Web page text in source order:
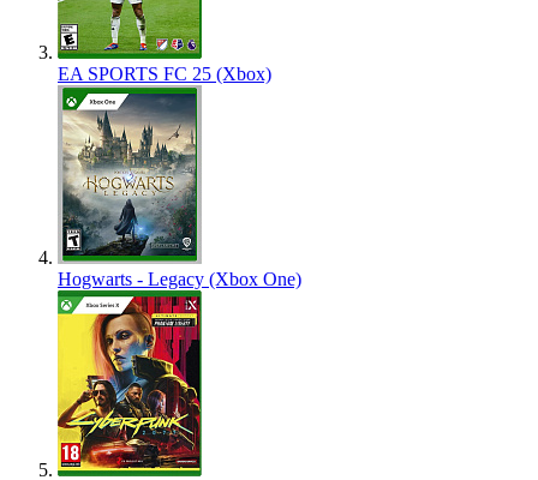
EA SPORTS FC 25 (Xbox)
Hogwarts - Legacy (Xbox One)